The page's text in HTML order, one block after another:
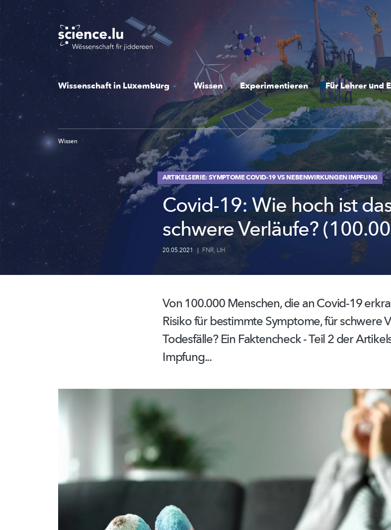
Skip
to
main
content
Wissenschaft in Luxemburg Wissen Experimentieren Für Lehrer und
Wissen
ARTIKELSERIE: SYMPTOME COVID-19 VS NEBENWIRKUNGEN IMPFUNG
Covid-19: Wie hoch ist
schwere Verläufe?
20.05.2021 | FNR, LIH
Von 100.000 Menschen, die an Covid-19
Risiko für bestimmte Symptome, für schwere
Todesfälle? Ein Faktencheck - Teil 2 der
Impfung...